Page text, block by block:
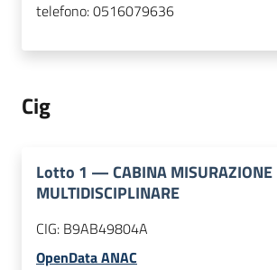
telefono:0516079636
Cig
Lotto 1 —CABINA MISURAZIONE
MULTIDISCIPLINARE
CIG: B9AB49804A
OpenData ANAC